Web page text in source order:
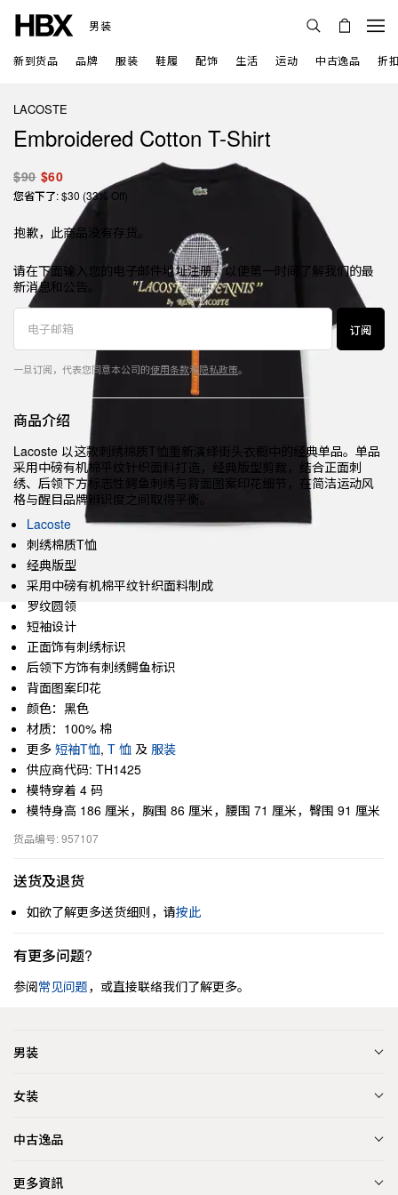
男装
新到货品 品牌 服装 鞋履 配饰 生活 运动 中古逸品 折
LACOSTE
Embroidered Cotton T-Shirt
$90 $60
您省下了: $30 (33% Off)
抱歉，此商品没有存货。
请在下面输入您的电子邮件地址注册，以便第一时间了解我们的最
新消息和公告。
订阅
一旦订阅，代表您同意本公司的使用条款和隐私政策。
商品介绍
Lacoste 以这款刺绣棉质T恤重新演绎街头衣橱中的经典单品。单品
采用中磅有机棉平纹针织面料打造，经典版型剪裁，结合正面刺
绣、后领下方标志性鳄鱼刺绣与背面图案印花细节，在简洁运动风
格与醒目品牌辨识度之间取得平衡。
Lacoste
刺绣棉质T恤
经典版型
采用中磅有机棉平纹针织面料制成
罗纹圆领
短袖设计
正面饰有刺绣标识
后领下方饰有刺绣鳄鱼标识
背面图案印花
颜色：黑色
材质：100% 棉
更多 短袖T恤, T 恤 及 服装
供应商代码: TH1425
模特穿着 4 码
模特身高 186 厘米，胸围 86 厘米，腰围 71 厘米，臀围 91 厘米
货品编号: 957107
送货及退货
如欲了解更多送货细则，请按此
有更多问题?
参阅常见问题，或直接联络我们了解更多。
男装
女装
中古逸品
更多資訊